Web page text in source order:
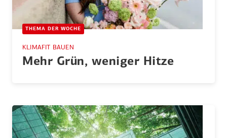
THEMA DER WOCHE
KLIMAFIT BAUEN
Mehr Grün, weniger Hitze